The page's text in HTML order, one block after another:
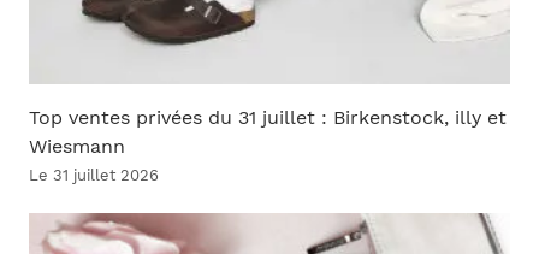
Top ventes privées du 31 juillet : Birkenstock, illy et
Wiesmann
Le 31 juillet 2026